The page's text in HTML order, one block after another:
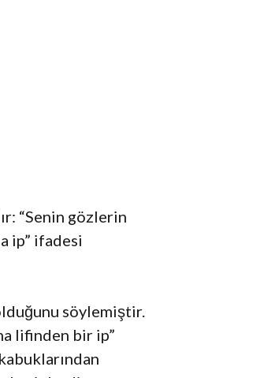
“Senin gözlerin
ip” ifadesi
söylemiştir.
lifinden bir ip”